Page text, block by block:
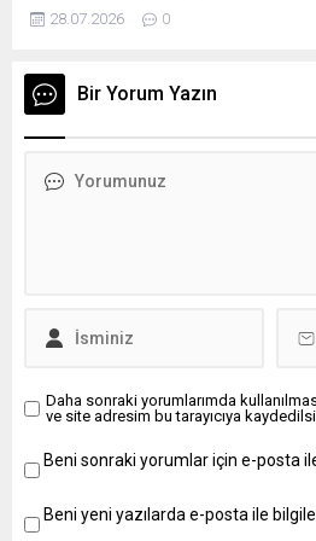
çalıştırılmak üzere; •1 (Bir) kişi Makine
Mühendisi,•1 (Bir) kişi İç Denetçi,•3 (Üç)
Programcısı,•3 (Üç) kişi Muhasebe ve
Finans Yönetim Uzmanı,olmak üzere
talebimiz Türkiye İş Kurumu (İŞKUR)’
28.07.2026 0
Bir Yorum Yazın
Daha sonraki yorumlarımda
ve site adresim bu tarayıcıya
Beni sonraki yorumlar için e-posta
Beni yeni yazılarda e-posta ile